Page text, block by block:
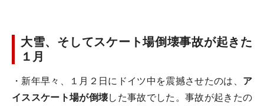
大雪、そしてスケート場倒壊事故が起きた
１月
・新年早々、１月２日にドイツ中を震撼させたのは、 ア
イススケート場が倒壊した事故でした。事故が起きたの